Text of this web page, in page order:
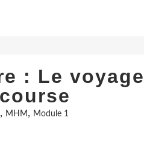
: Le voyage
, MHM , Module 1